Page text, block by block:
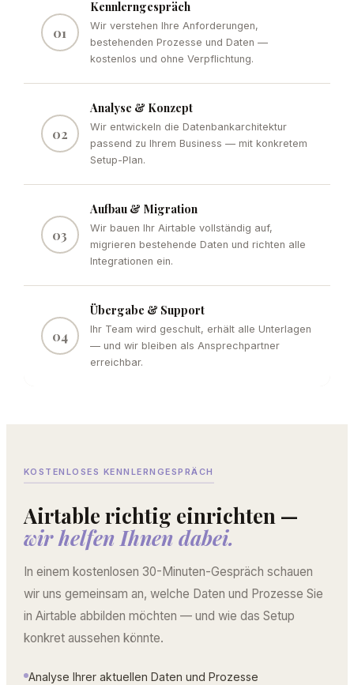
01
Kennlerngespräch
Wir verstehen Ihre Anforderungen,
bestehenden Prozesse und Daten —
kostenlos und ohne Verpflichtung.
02
Analyse & Konzept
Wir entwickeln die Datenbankarchitektur
passend zu Ihrem Business — mit konkretem
Setup-Plan.
03
Aufbau & Migration
Wir bauen Ihr Airtable vollständig auf,
migrieren bestehende Daten und richten alle
Integrationen ein.
04
Übergabe & Support
Ihr Team wird geschult, erhält alle Unterlagen
— und wir bleiben als Ansprechpartner
erreichbar.
KOSTENLOSES KENNLERNGESPRÄCH
Airtable richtig einrichten —
wir helfen Ihnen dabei.
In einem kostenlosen 30-Minuten-Gespräch schauen
wir uns gemeinsam an, welche Daten und Prozesse Sie
in Airtable abbilden möchten — und wie das Setup
konkret aussehen könnte.
Analyse Ihrer aktuellen Daten und Prozesse